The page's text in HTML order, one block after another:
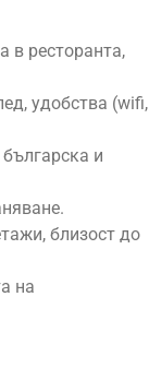
в ресторанта,
удобства (wifi,
и
близост до
на